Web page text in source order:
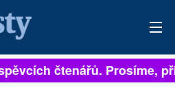
čtenářů. Prosíme,